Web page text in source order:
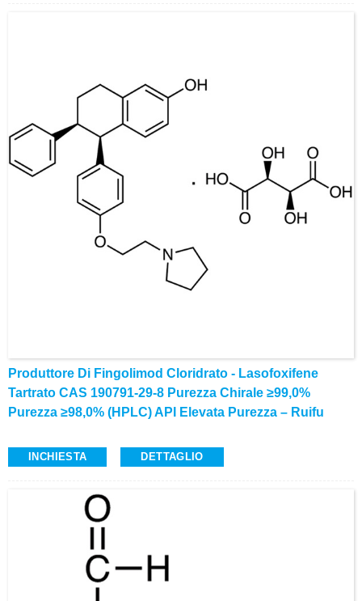
Produttore Di Fingolimod Cloridrato - Lasofoxifene
Tartrato CAS 190791-29-8 Purezza Chirale ≥99,0%
Purezza ≥98,0% (HPLC) API Elevata Purezza – Ruifu
INCHIESTA DETTAGLIO